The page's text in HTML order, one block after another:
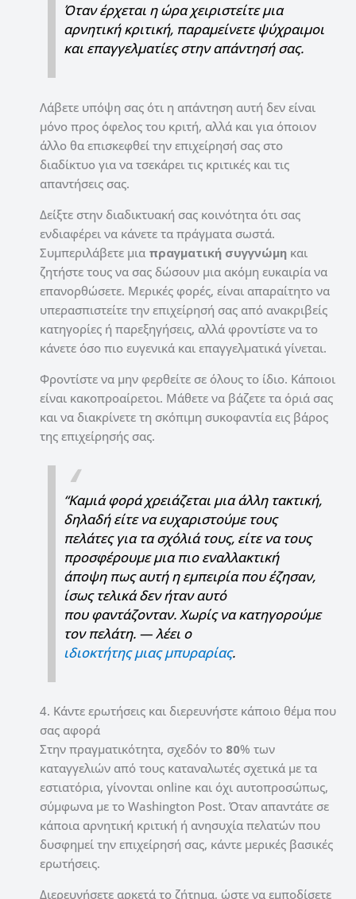
Όταν έρχεται η ώρα χειριστείτε μια
αρνητική κριτική, παραμείνετε ψύχραιμοι
και επαγγελματίες στην απάντησή σας.
Λάβετε υπόψη σας ότι η απάντηση αυτή δεν είναι
μόνο προς όφελος του κριτή, αλλά και για όποιον
άλλο θα επισκεφθεί την επιχείρησή σας στο
διαδίκτυο για να τσεκάρει τις κριτικές και τις
απαντήσεις σας.
Δείξτε στην διαδικτυακή σας κοινότητα ότι σας
ενδιαφέρει να κάνετε τα πράγματα σωστά.
Συμπεριλάβετε μια πραγματική συγγνώμη και
ζητήστε τους να σας δώσουν μια ακόμη ευκαιρία να
επανορθώσετε. Μερικές φορές, είναι απαραίτητο να
υπερασπιστείτε την επιχείρησή σας από ανακριβείς
κατηγορίες ή παρεξηγήσεις, αλλά φροντίστε να το
κάνετε όσο πιο ευγενικά και επαγγελματικά γίνεται.
Φροντίστε να μην φερθείτε σε όλους το ίδιο. Κάποιοι
είναι κακοπροαίρετοι. Μάθετε να βάζετε τα όριά σας
και να διακρίνετε τη σκόπιμη συκοφαντία εις βάρος
της επιχείρησής σας.
“Καμιά φορά χρειάζεται μια άλλη τακτική,
δηλαδή είτε να ευχαριστούμε τους
πελάτες για τα σχόλιά τους, είτε να τους
προσφέρουμε μια πιο εναλλακτική
άποψη πως αυτή η εμπειρία που έζησαν,
ίσως τελικά δεν ήταν αυτό
που φαντάζονταν. Χωρίς να κατηγορούμε
τον πελάτη. —λέει o
ιδιοκτήτης μιας μπυραρίας.
4. Κάντε ερωτήσεις και διερευνήστε κάποιο θέμα που
σας αφορά
Στην πραγματικότητα, σχεδόν το 80% των
καταγγελιών από τους καταναλωτές σχετικά με τα
εστιατόρια, γίνονται online και όχι αυτοπροσώπως,
σύμφωνα με το Washington Post. Όταν απαντάτε σε
κάποια αρνητική κριτική ή ανησυχία πελατών που
δυσφημεί την επιχείρησή σας, κάντε μερικές βασικές
ερωτήσεις.
Διερευνήσετε αρκετά το ζήτημα, ώστε να εμποδίσετε